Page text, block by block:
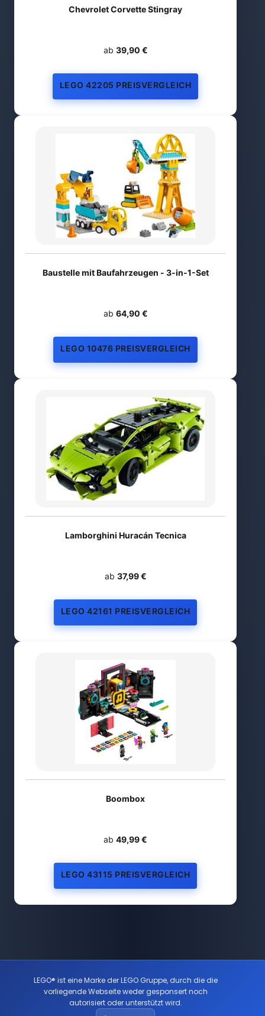
Chevrolet Corvette Stingray
ab 39,90 €
LEGO 42205 PREISVERGLEICH
Baustelle mit Baufahrzeugen - 3-in-1-Set
ab 64,90 €
LEGO 10476 PREISVERGLEICH
Lamborghini Huracán Tecnica
ab 37,99 €
LEGO 42161 PREISVERGLEICH
Boombox
ab 49,99 €
LEGO 43115 PREISVERGLEICH
LEGO® ist eine Marke der LEGO Gruppe, durch die die
vorliegende Webseite weder gesponsert noch
autorisiert oder unterstützt wird.